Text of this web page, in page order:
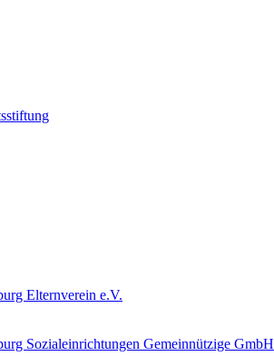
Elternverein e.V.
Sozialeinrichtungen Gemeinnützige GmbH